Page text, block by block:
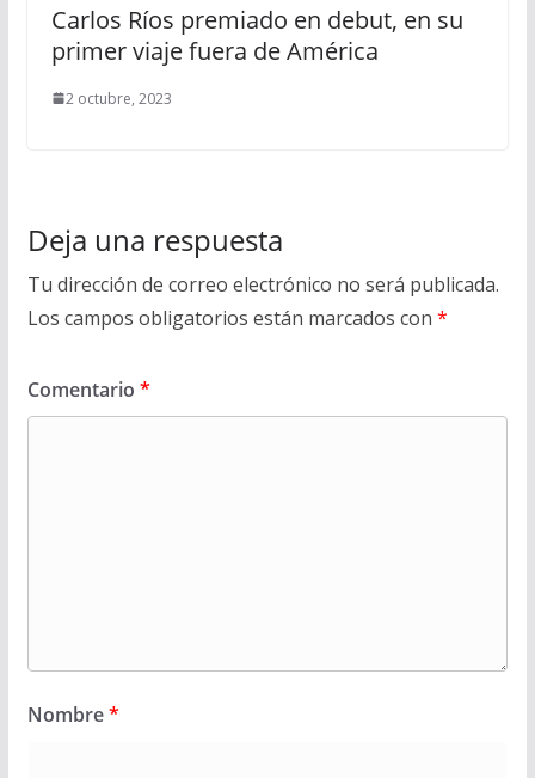
Carlos Ríos premiado en debut, en su
primer viaje fuera de América
2 octubre, 2023
Deja una respuesta
Tu dirección de correo electrónico no será publicada.
Los campos obligatorios están marcados con *
Comentario *
Nombre*